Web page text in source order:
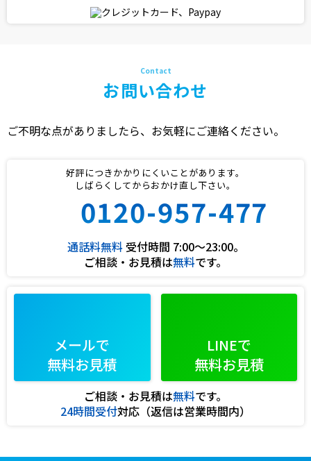
お問い合わせ
ご不明な点がありましたら、お気軽にご連絡ください。
好評につきかかりにくいことがあります。
しばらくしてからおかけ直し下さい。
0120-957-477
通話料無料 受付時間 7:00〜23:00。
ご相談・お見積は無料です。
メールで
無料お見積
LINEで
無料お見積
ご相談・お見積は無料です。
24時間受付対応（返信は営業時間内）